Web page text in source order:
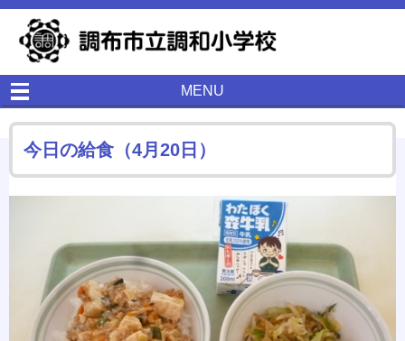
MENU
今日の給食（4月20日）